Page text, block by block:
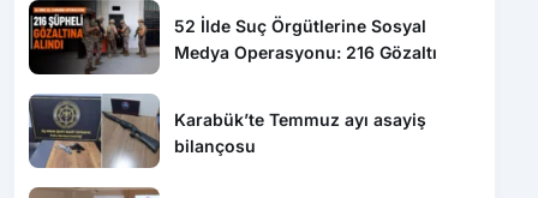
52 İlde Suç Örgütlerine Sosyal
Medya Operasyonu: 216 Gözaltı
Karabük’te Temmuz ayı asayiş
bilançosu